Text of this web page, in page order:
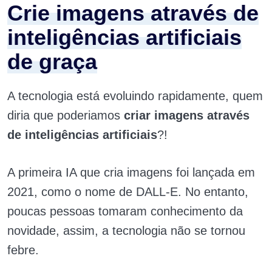
Crie imagens através de
inteligências artificiais
de graça
A tecnologia está evoluindo rapidamente, quem
diria que poderiamos criar imagens através
de inteligências artificiais?!
A primeira IA que cria imagens foi lançada em
2021, como o nome de DALL-E. No entanto,
poucas pessoas tomaram conhecimento da
novidade, assim, a tecnologia não se tornou
febre.